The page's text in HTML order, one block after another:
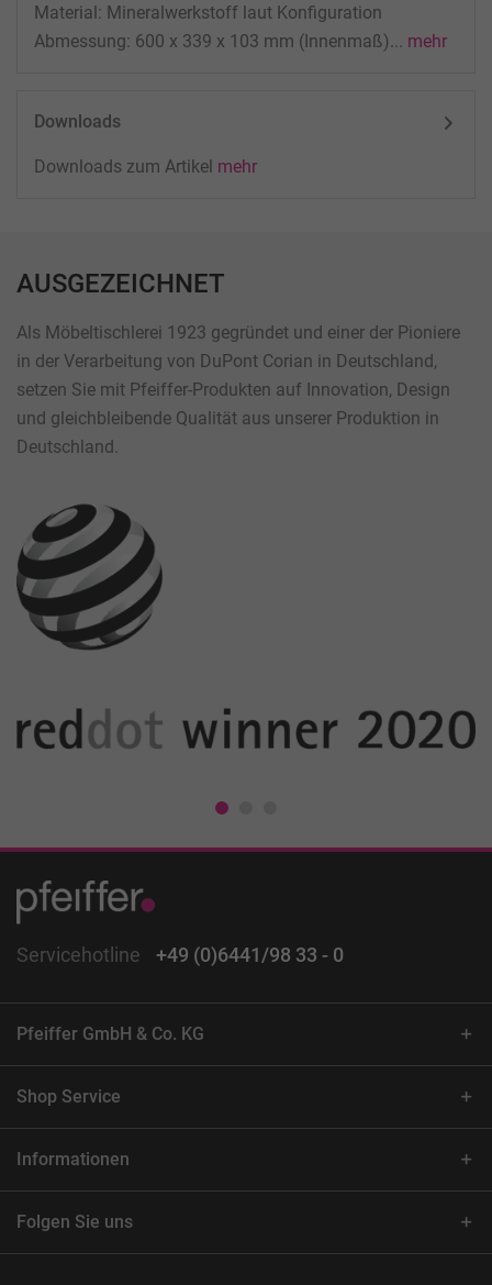
Material: Mineralwerkstoff laut Konfiguration
Abmessung: 600 x 339 x 103 mm (Innenmaß)...
mehr
Downloads
Downloads zum Artikel mehr
AUSGEZEICHNET
Als Möbeltischlerei 1923 gegründet und einer der Pioniere
in der Verarbeitung von DuPont Corian in Deutschland,
setzen Sie mit Pfeiffer-Produkten auf Innovation, Design
und gleichbleibende Qualität aus unserer Produktion in
Deutschland.
Servicehotline +49 (0)6441/98 33 - 0
Pfeiffer GmbH & Co. KG
Shop Service
Informationen
Folgen Sie uns